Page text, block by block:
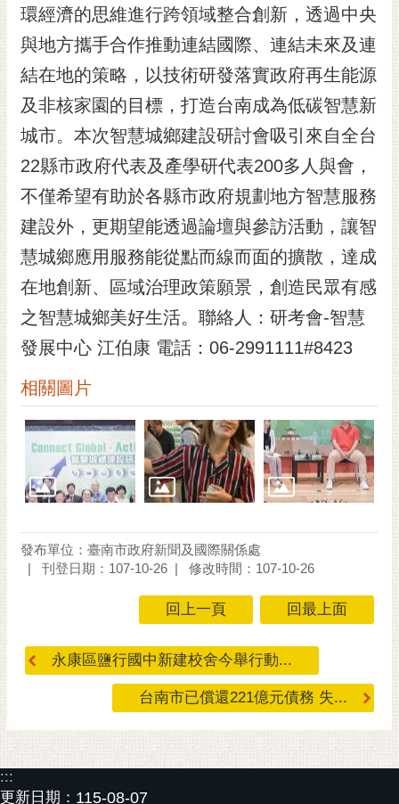
通
位
置
環經濟的思維進行跨領域整合創新，透過中央
與地方攜手合作推動連結國際、連結未來及連
結在地的策略，以技術研發落實政府再生能源
及非核家園的目標，打造台南成為低碳智慧新
城市。本次智慧城鄉建設研討會吸引來自全台
22縣市政府代表及產學研代表200多人與會，
不僅希望有助於各縣市政府規劃地方智慧服務
建設外，更期望能透過論壇與參訪活動，讓智
慧城鄉應用服務能從點而線而面的擴散，達成
在地創新、區域治理政策願景，創造民眾有感
之智慧城鄉美好生活。聯絡人：研考會-智慧
發展中心 江伯康 電話：06-2991111#8423
相關圖片
發布單位：臺南市政府新聞及國際關係處
刊登日期：107-10-26
修改時間：107-10-26
回上一頁 回最上面
永康區鹽行國中新建校舍今舉行動...
台南市已償還221億元債務 失...
:::
更新日期： 115-08-07